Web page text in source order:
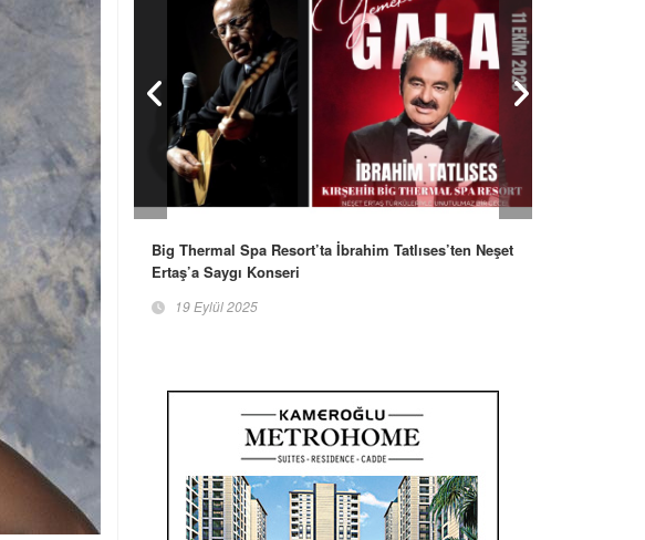
Big Thermal Spa Resort’ta İbrahim Tatlıses’ten Neşet
Ertaş’a Saygı Konseri
19 Eylül 2025